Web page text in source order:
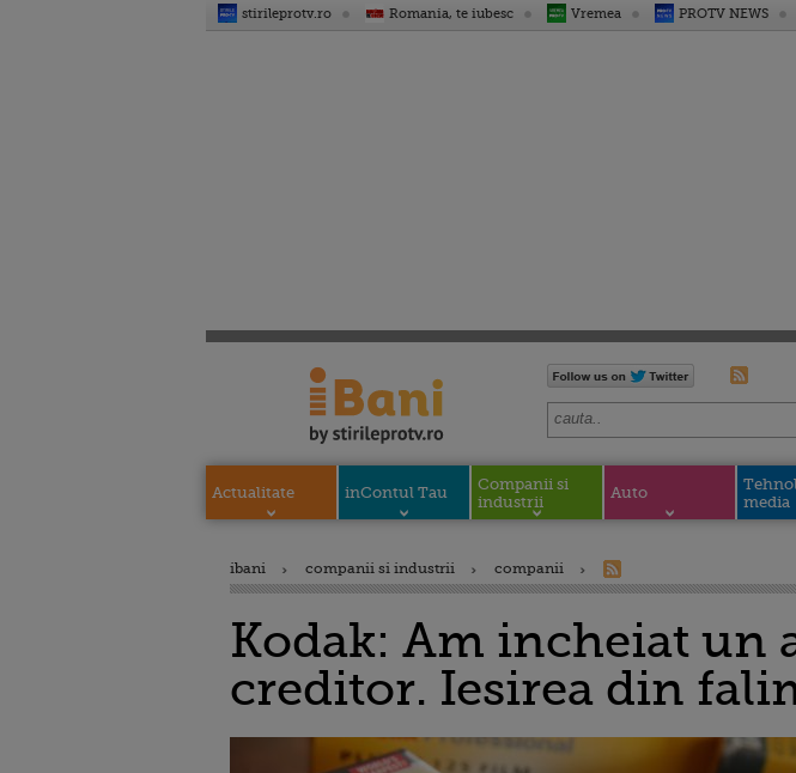
stirileprotv.ro Romania, te iubesc Vremea PROTV NEWS
Actualitate inContul Tau
Companii si
industrii
Auto
media
ibani companii si industrii companii
Kodak: Am incheiat un
creditor. Iesirea din